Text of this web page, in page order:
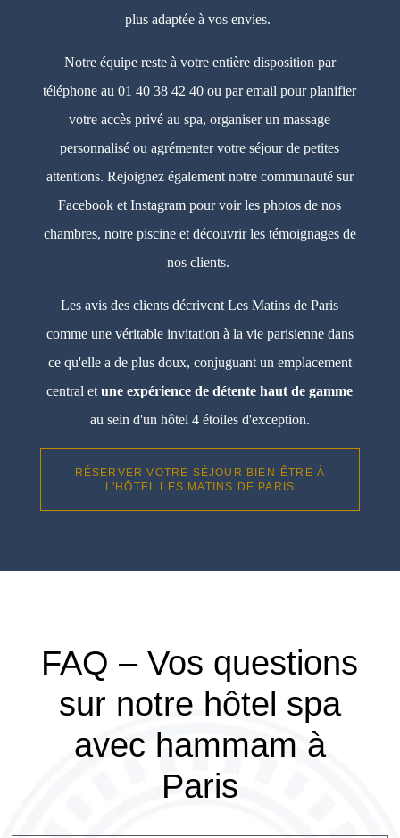
plus adaptée à vos envies.
Notre équipe reste à votre entière disposition par
téléphone au 01 40 38 42 40 ou par email pour planifier
votre accès privé au spa, organiser un massage
personnalisé ou agrémenter votre séjour de petites
attentions. Rejoignez également notre communauté sur
Facebook et Instagram pour voir les photos de nos
chambres, notre piscine et découvrir les témoignages de
nos clients.
Les avis des clients décrivent Les Matins de Paris
comme une véritable invitation à la vie parisienne dans
ce qu'elle a de plus doux, conjuguant un emplacement
central etune expérience de détente haut de gamme
au sein d'un hôtel 4 étoiles d'exception.
RÉSERVER VOTRE SÉJOUR BIEN-ÊTRE À
L'HÔTEL LES MATINS DE PARIS
FAQ – Vos questions
sur notre hôtel spa
avec hammam à
Paris